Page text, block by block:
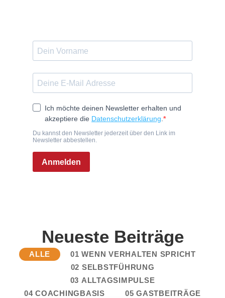
Neueste Beiträge
01 WENN VERHALTEN SPRICHT
02 SELBSTFÜHRUNG
03 ALLTAGSIMPULSE
04 COACHINGBASIS
05 GASTBEITRÄGE
ALLE